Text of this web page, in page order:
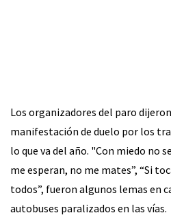
Los organizadores del paro
manifestación de duelo por los
lo que va del año. "Con miedo no
me esperan, no me mates”, “Si
todos”, fueron algunos lemas en
autobuses paralizados en las vías.